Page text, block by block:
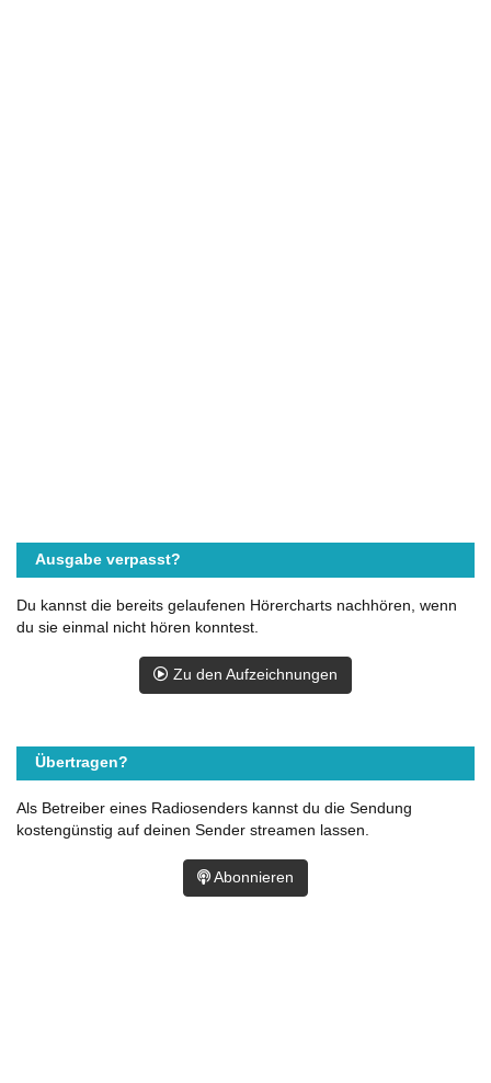
Ausgabe verpasst?
Du kannst die bereits gelaufenen Hörercharts nachhören, wenn
du sie einmal nicht hören konntest.
Zu den Aufzeichnungen
Übertragen?
Als Betreiber eines Radiosenders kannst du die Sendung
kostengünstig auf deinen Sender streamen lassen.
Abonnieren